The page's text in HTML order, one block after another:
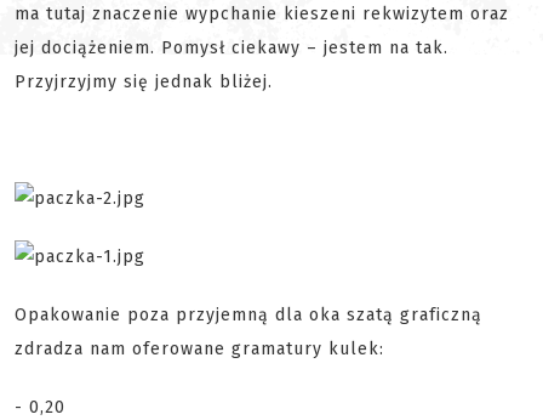
ma tutaj znaczenie wypchanie kieszeni rekwizytem oraz
jej dociążeniem. Pomysł ciekawy – jestem na tak.
Przyjrzyjmy się jednak bliżej.
Opakowanie poza przyjemną dla oka szatą graficzną
zdradza nam oferowane gramatury kulek:
- 0,20